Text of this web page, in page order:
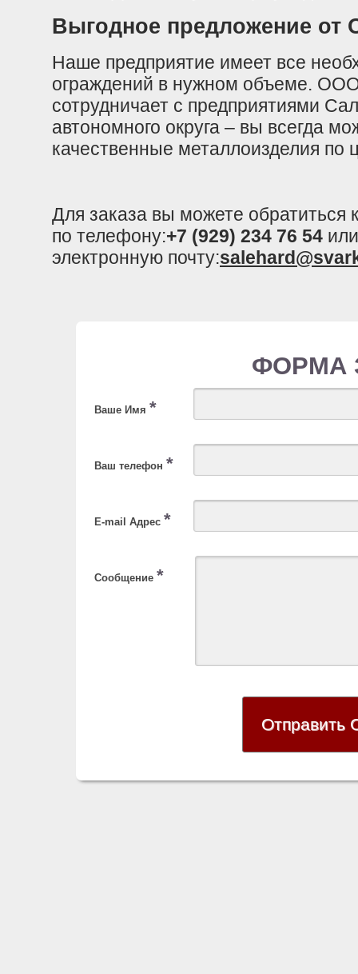
Выгодное предложение от
Наше предприятие имеет все
ограждений в нужном объеме.
сотрудничает с предприятиями
автономного округа – вы всегда
качественные металлоизделия по
Для заказа вы можете
по телефону:+7 (929) 234 76 54
электронную почту:
ФОРМА
Ваше Имя *
Ваш телефон *
E-mail Адрес *
Сообщение *